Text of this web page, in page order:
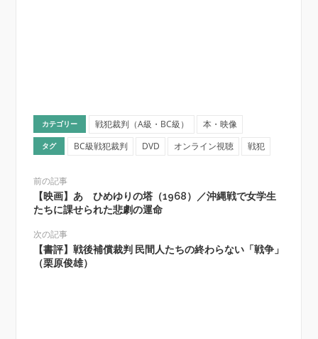
カテゴリー 戦犯裁判（A級・BC級） 本・映像
タグ BC級戦犯裁判 DVD オンライン視聴 戦犯
前の記事
【映画】あゝひめゆりの塔（1968）／沖縄戦で女学生
たちに課せられた悲劇の運命
次の記事
【書評】戦後補償裁判 民間人たちの終わらない「戦争」
（栗原俊雄）